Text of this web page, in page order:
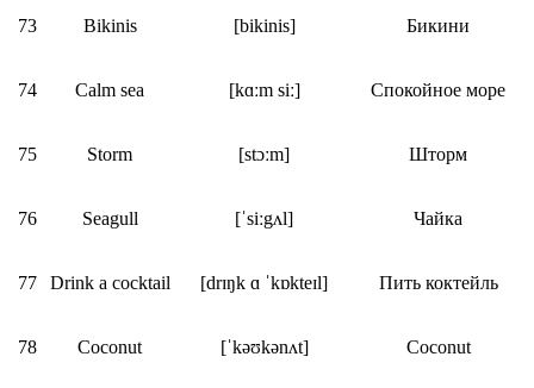
73 Bikinis [bikinis] Бикини
74 Calm sea [kɑːm siː] Спокойное море
75 Storm [stɔːm] Шторм
76 Seagull [ˈsiːgʌl] Чайка
77 Drink a cocktail [drɪŋk ɑ ˈkɒkteɪl] Пить коктейль
78 Coconut [ˈkəʊkənʌt] Coconut